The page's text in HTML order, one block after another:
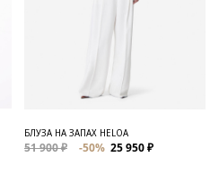
БЛУЗА НА ЗАПАХ HELOA
51 900 ₽ -50% 25 950 ₽